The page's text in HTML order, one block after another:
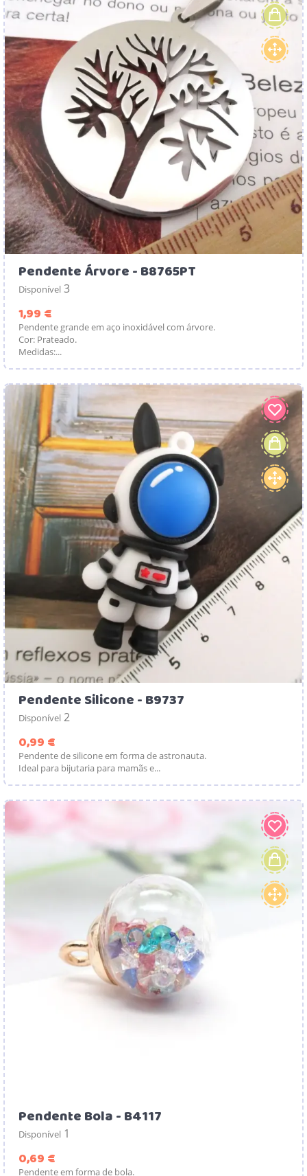
Pendente Árvore - B8765PT
Disponível 3
1,99 €
Pendente grande em aço inoxidável com árvore.
Cor: Prateado.
Medidas:...
Pendente Silicone - B9737
Disponível 2
0,99 €
Pendente de silicone em forma de astronauta.
Ideal para bijutaria para mamãs e...
Pendente Bola - B4117
Disponível 1
0,69 €
Pendente em forma de bola.